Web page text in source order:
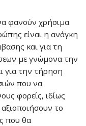
φανούν χρήσιμα
είναι η ανάγκη
και για τη
με γνώμονα την
για την τήρηση
που να
φορείς, ιδίως
το
που θα